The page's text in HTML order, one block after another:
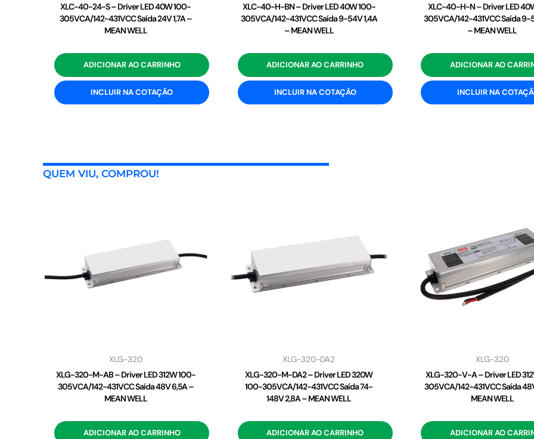
XLC-40-24-S – Driver LED 40W 100-
305VCA/142-431VCC Saída 24V 1,7A –
MEAN WELL
ADICIONAR AO CARRINHO
INCLUIR NA COTAÇÃO
XLC-40-H-BN – Driver LED 40W 100-
305VCA/142-431VCC Saída 9-54V 1,4A
– MEAN WELL
ADICIONAR AO CARRINHO
INCLUIR NA COTAÇÃO
XLC-40-H-N – Driver LED
305VCA/142-431VCC Saída 9-
– MEAN WELL
ADICIONAR AO
INCLUIR NA
QUEM VIU, COMPROU!
XLG-320
XLG-320-M-AB – Driver LED 312W 100-
305VCA/142-431VCC Saída 48V 6,5A –
MEAN WELL
ADICIONAR AO CARRINHO
XLG-320-DA2
XLG-320-M-DA2 – Driver LED 320W
100-305VCA/142-431VCC Saída 74-
148V 2,8A – MEAN WELL
ADICIONAR AO CARRINHO
XLG-320
XLG-320-V-A – Driver LED
305VCA/142-431VCC Saída
MEAN WELL
ADICIONAR AO